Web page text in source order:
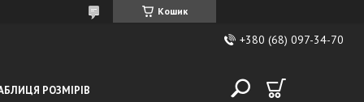
Кошик
+380 (68) 097-34-70
РОЗМІРІВ